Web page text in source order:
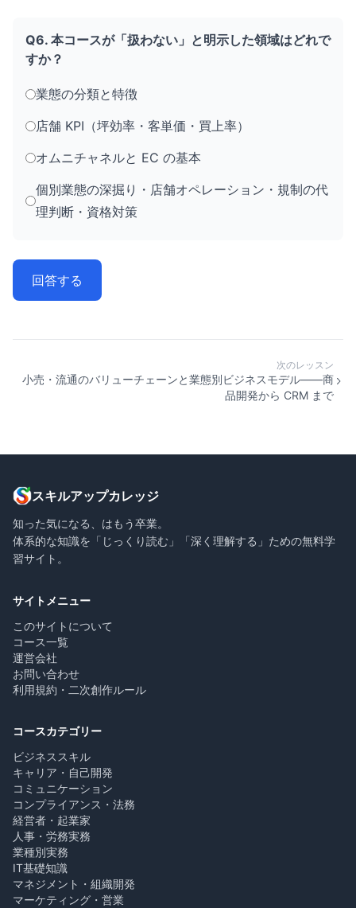
Q6. 本コースが「扱わない」と明示した領域はどれで
すか？
業態の分類と特徴
店舗 KPI（坪効率・客単価・買上率）
オムニチャネルと EC の基本
個別業態の深掘り・店舗オペレーション・規制の代
理判断・資格対策
回答する
次のレッスン
小売・流通のバリューチェーンと業態別ビジネスモデル——商
品開発から CRM まで
スキルアップカレッジ
知った気になる、はもう卒業。
体系的な知識を「じっくり読む」「深く理解する」ための無料学
習サイト。
サイトメニュー
このサイトについて
コース一覧
運営会社
お問い合わせ
利用規約・二次創作ルール
コースカテゴリー
ビジネススキル
キャリア・自己開発
コミュニケーション
コンプライアンス・法務
経営者・起業家
人事・労務実務
業種別実務
IT基礎知識
マネジメント・組織開発
マーケティング・営業